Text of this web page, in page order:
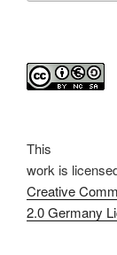
This
work is
Creative
2.0 Germany